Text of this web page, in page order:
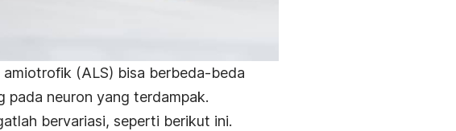
(ALS) bisa berbeda-beda
neuron yang terdampak.
bervariasi, seperti berikut ini.